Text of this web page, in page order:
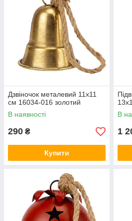
Дзвіночок металевий 11х11
см 16034-016 золотий
В наявності
290 ₴
Купити
В
1